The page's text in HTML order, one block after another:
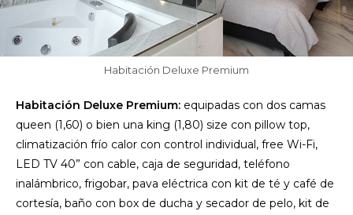
Habitación Deluxe Premium
Habitación Deluxe Premium: equipadas con dos camas
queen (1,60) o bien una king (1,80) size con pillow top,
climatización frío calor con control individual, free Wi-Fi,
LED TV 40” con cable, caja de seguridad, teléfono
inalámbrico, frigobar, pava eléctrica con kit de té y café de
cortesía, baño con box de ducha y secador de pelo, kit de